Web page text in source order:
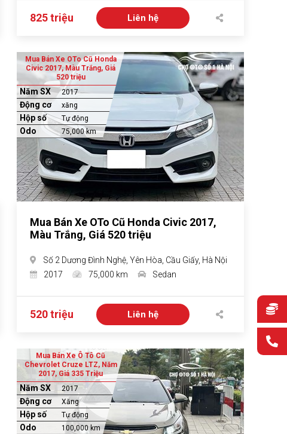
825 triệu Liên hệ
Mua Bán Xe OTo Cũ Honda
Civic 2017, Màu Trắng, Giá
520 triệu
Năm SX 2017
Động cơ xăng
Hộp số Tự động
Odo 75,000 km
Mua Bán Xe OTo Cũ Honda Civic 2017,
Màu Trắng, Giá 520 triệu
Số 2 Dương Đình Nghệ, Yên Hòa, Cầu Giấy, Hà Nội
2017
75,000 km Sedan
520 triệu Liên hệ
Mua Bán Xe Ô Tô Cũ
Chevrolet Cruze LTZ, Năm
2017, Giá 335 Triệu
Năm SX 2017
Động cơ Xăng
Hộp số Tự động
Odo 100,000 km